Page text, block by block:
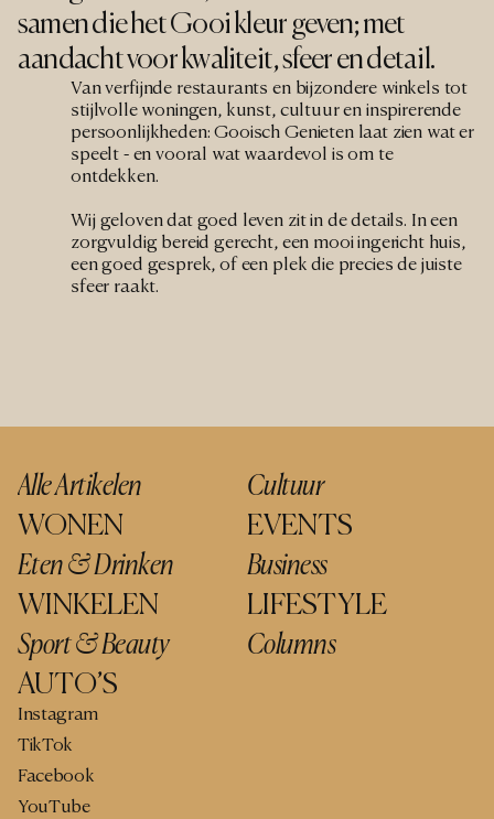
samen die het Gooi kleur geven; met
aandacht voor kwaliteit, sfeer en detail.
Van verfijnde restaurants en bijzondere winkels tot
stijlvolle woningen, kunst, cultuur en inspirerende
persoonlijkheden: Gooisch Genieten laat zien wat er
speelt - en vooral wat waardevol is om te
ontdekken.
Wij geloven dat goed leven zit in de details. In een
zorgvuldig bereid gerecht, een mooi ingericht huis,
een goed gesprek, of een plek die precies de juiste
sfeer raakt.
Alle Artikelen
WONEN
Eten & Drinken
WINKELEN
Sport & Beauty
AUTO’S
Cultuur
EVENTS
Business
LIFESTYLE
Columns
Instagram
TikTok
Facebook
YouTube